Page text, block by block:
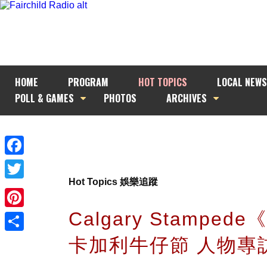
HOME PROGRAM HOT TOPICS
LOCAL NEWS
POLL & GAMES
PHOTOS ARCHIVES
Facebook
Twitter
Pinterest
Hot Topics 娛樂追蹤
Calgary Stampede
卡加利牛仔節 人物專